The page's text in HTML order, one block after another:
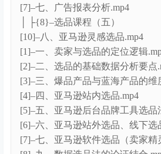
4大方式.mp4
[5]–五、选品的四大方式（中）
[6]–六、选品的四大方式（商机探
[7]–七、选品的四大方式（实用型
[8]–八、如何快速做产品差异化
[9]–选品实操训练营（一）.mp4
│ ├{11}–广告课程（五）【25年1
[1]–一、亚马逊广告底层逻辑、卖
展现形式、广告流量结.mp4
[2]–二、产品类型，亚马逊飞轮理
断类目流量.mp4